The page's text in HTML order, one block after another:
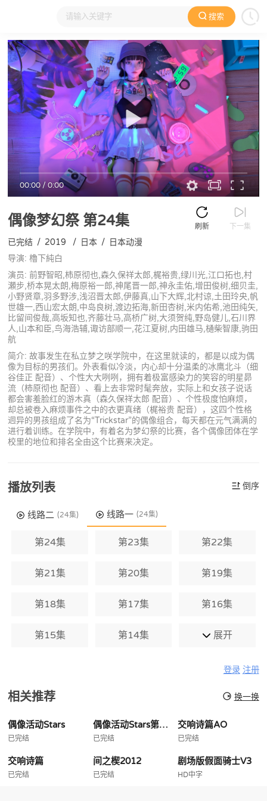
搜索
大家在看 日本动漫 国产动漫 欧美动漫 动漫电影
00:00/0:00
偶像梦幻祭第24集 下一集
刷新
已完结 / 2019 / 日本 / 日本动漫
导演: 櫓下純白
演员: 前野智昭,柿原彻也,森久保祥太郎,梶裕贵,绿川光,江口拓也,村
瀬步,桥本晃太朗,梅原裕一郎,神尾晋一郎,神永圭佑,增田俊树,细贝圭,
小野贤章,羽多野涉,浅沼晋太郎,伊藤真,山下大辉,北村谅,土田玲央,帆
世雄一,西山宏太朗,中岛良树,渡边拓海,新田杏树,米内佑希,池田纯矢,
比留间俊哉,高坂知也,齐藤壮马,高桥广树,大须贺纯,野岛健儿,石川界
人,山本和臣,鸟海浩辅,诹访部顺一,花江夏树,内田雄马,樋柴智康,驹田
航
简介: 故事发生在私立梦之咲学院中，在这里就读的，都是以成为偶
像为目标的男孩们。外表看似冷淡，内心却十分温柔的冰鹰北斗（细
谷佳正 配音）、个性大大咧咧，拥有着极富感染力的笑容的明星昴
流（柿原彻也 配音）、看上去非常时髦奔放，实际上和女孩子说话
都会害羞脸红的游木真（森久保祥太郎 配音）、个性极度怕麻烦，
却总被卷入麻烦事件之中的衣更真绪（梶裕贵 配音），这四个性格
迥异的男孩组成了名为“Trickstar”的偶像组合，每天都在元气满满的
进行着训练。在学院中，有着名为梦幻祭的比赛，各个偶像团体在学
校里的地位和排名全由这个比赛来决定。
播放列表 倒序
线路二 (24集) 线路一 (24集)
第24集 第23集 第22集
第21集 第20集 第19集
第18集 第17集 第16集
第15集 第14集 展开
登录 注册
相关推荐 换一换
偶像活动Stars
已完结
偶像活动Stars第二季
已完结
交响诗篇AO
已完结
交响诗篇
已完结
间之楔2012
已完结
剧场版假面骑士V3
HD中字